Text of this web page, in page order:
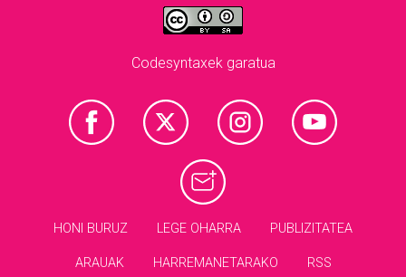
Codesyntaxek garatua
HONI BURUZ LEGE OHARRA PUBLIZITATEA
ARAUAK HARREMANETARAKO RSS